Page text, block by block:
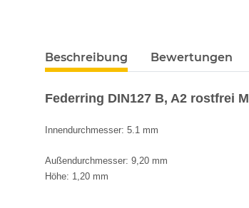
Beschreibung Bewertungen
Federring DIN127 B, A2 rostfrei
Innendurchmesser: 5.1 mm
Außendurchmesser: 9,20 mm
Höhe: 1,20 mm